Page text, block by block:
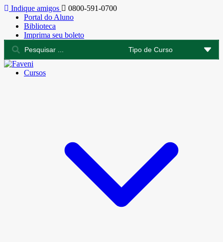
Indique amigos
0800-591-0700
Portal do Aluno
Biblioteca
Imprima seu boleto
Cursos